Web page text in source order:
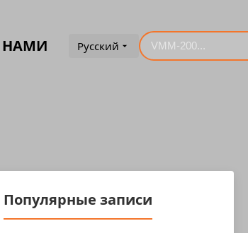
НАМИ Русский
Популярные записи